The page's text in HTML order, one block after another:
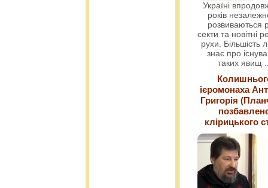
Україні
років
розвиваються
секти та новітні
рухи. Більшість
знає про
таких явищ
ієромонаха
Григорія
клірицького